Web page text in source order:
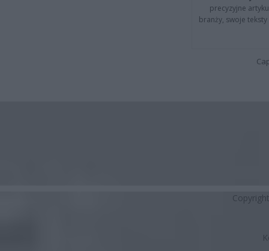
precyzyjne
branży, swoje